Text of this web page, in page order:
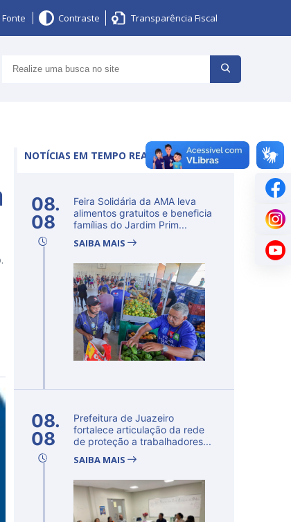
Contraste Transparência Fiscal
NOTÍCIAS EM TEMPO REAL
08.
08
Feira Solidária da AMA leva
alimentos gratuitos e beneficia
famílias do Jardim Prim...
SAIBA MAIS
08.
08
Prefeitura de Juazeiro
fortalece articulação da rede
de proteção a trabalhadores...
SAIBA MAIS